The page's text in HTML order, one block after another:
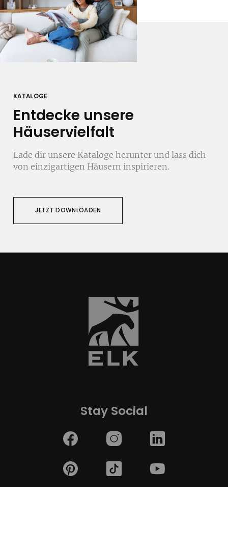
KATALOGE
Entdecke unsere
Häuservielfalt
Lade dir unsere Kataloge herunter und lass dich
von einzigartigen Häusern inspirieren.
JETZT DOWNLOADEN
Stay Social